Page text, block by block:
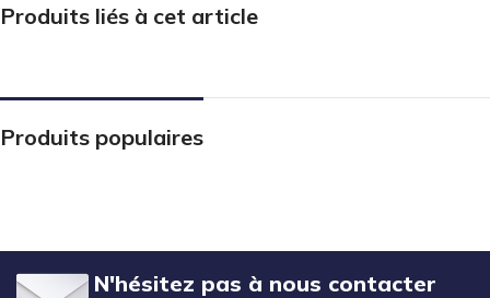
Produits liés à cet article
Produits populaires
N'hésitez pas à nous contacter